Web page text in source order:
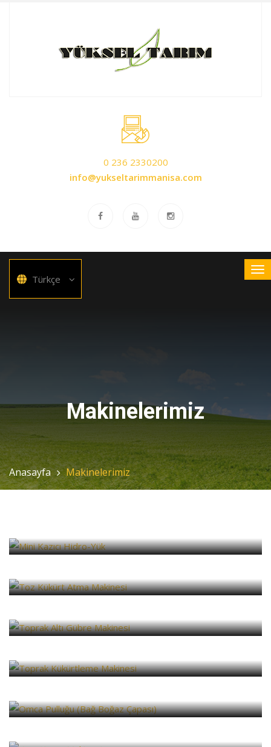
0 236 2330200
info@yukseltarimmanisa.com
Türkçe
Makinelerimiz
Anasayfa Makinelerimiz
Toz Kükürt Atma Makinesi
Toprak Altı Gübre Makinesi
Toprak Kükürtleme Makinesi
Omca Pulluğu (Bağ Boğaz Çapası)
Yem Kırma Makinesi